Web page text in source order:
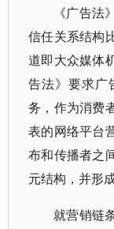
《广告
信任关系结构
道即大众媒体
告法》要求广
务，作为消费
表的网络平台
布和传播者之
元结构，并形
就营销链